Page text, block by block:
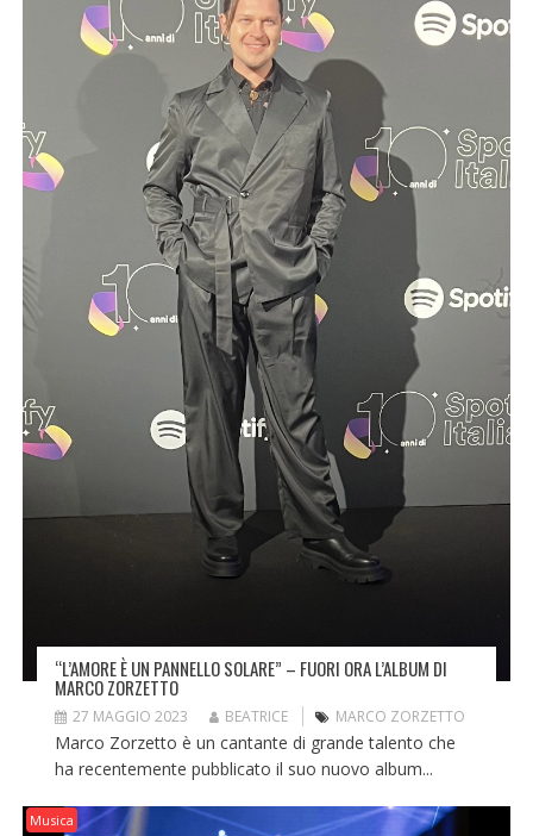
“L’AMORE È UN PANNELLO SOLARE” – FUORI ORA L’ALBUM DI
MARCO ZORZETTO
27 MAGGIO 2023 BEATRICE MARCO ZORZETTO
Marco Zorzetto è un cantante di grande talento che
ha recentemente pubblicato il suo nuovo album...
Musica